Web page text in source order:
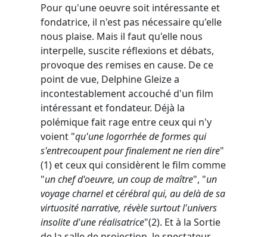
Pour qu'une oeuvre soit intéressante et
fondatrice, il n'est pas nécessaire qu'elle
nous plaise. Mais il faut qu'elle nous
interpelle, suscite réflexions et débats,
provoque des remises en cause. De ce
point de vue, Delphine Gleize a
incontestablement accouché d'un film
intéressant et fondateur. Déjà la
polémique fait rage entre ceux qui n'y
voient "qu'une logorrhée de formes qui
s'entrecoupent pour finalement ne rien dire"
(1) et ceux qui considèrent le film comme
"un chef d'oeuvre, un coup de maître", "un
voyage charnel et cérébral qui, au delà de sa
virtuosité narrative, révèle surtout l'univers
insolite d'une réalisatrice"(2). Et à la Sortie